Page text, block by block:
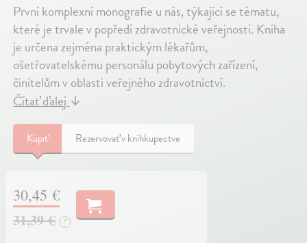
První komplexní monografie u nás, týkající se tématu,
které je trvale v popředí zdravotnické veřejnosti. Kniha
je určena zejména praktickým lékařům,
ošetřovatelskému personálu pobytových zařízení,
činitelům v oblasti veřejného zdravotnictví.
Čítať ďalej ↓
Kúpiť Rezervovať v kníhkupectve
30,45 €
31,39 €
?